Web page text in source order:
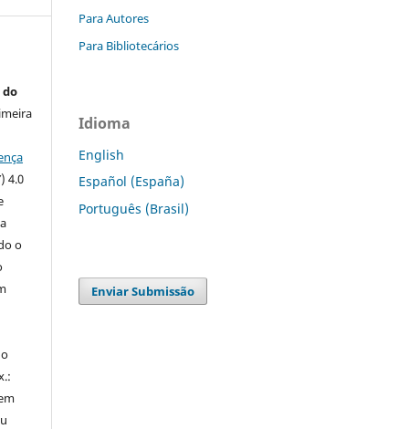
do
4.0
o
Para Autores
Para Bibliotecários
Idioma
English
Español (España)
Português (Brasil)
Enviar Submissão